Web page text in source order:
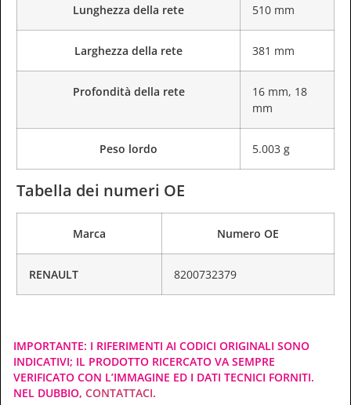
Lunghezza della rete 510 mm
Larghezza della rete 381 mm
Profondità della rete 16 mm, 18
mm
Peso lordo 5.003 g
Tabella dei numeri OE
Marca Numero OE
RENAULT 8200732379
IMPORTANTE: I RIFERIMENTI AI CODICI ORIGINALI SONO
INDICATIVI; IL PRODOTTO RICERCATO VA SEMPRE
VERIFICATO CON L’IMMAGINE ED I DATI TECNICI FORNITI.
NEL DUBBIO, CONTATTACI.